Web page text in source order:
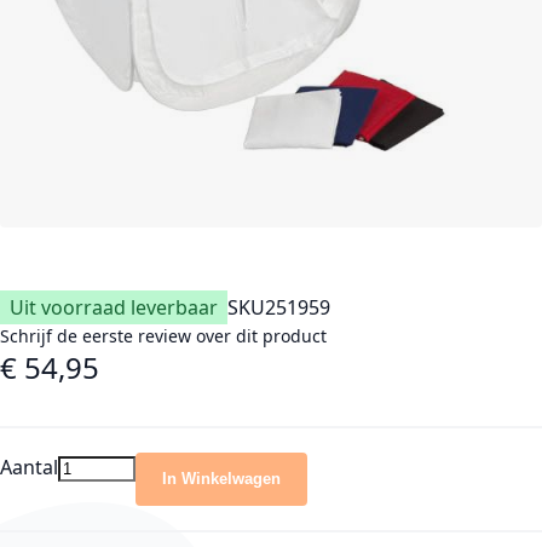
Uit voorraad leverbaar SKU251959
Schrijf de eerste review over dit product
€ 54,95
Aantal In Winkelwagen